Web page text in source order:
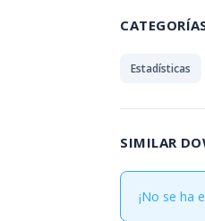
Estadísticas
SIMILAR
¡No se ha